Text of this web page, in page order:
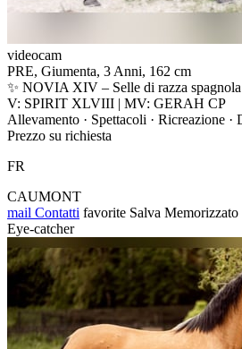
videocam
PRE, Giumenta, 3 Anni, 162 cm
✨ NOVIA XIV – Selle di razza
V: SPIRIT XLVIII | MV: GERAH CP
Allevamento · Spettacoli · Ricreazione ·
Prezzo su richiesta
FR
CAUMONT
mail Contatti favorite Salva Memorizzato
Eye-catcher